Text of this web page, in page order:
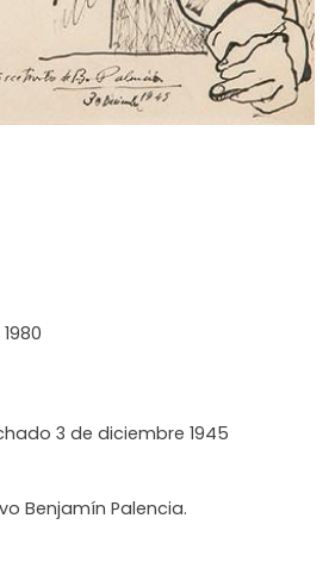
3 de diciembre 1945
Benjamín Palencia.